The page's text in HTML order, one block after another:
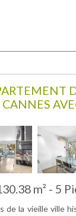
m² - 5
de la vieille ville